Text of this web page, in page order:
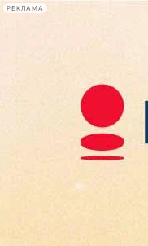
РЕКЛАМА
Сегодня:
2026.08.07
22:54
Афиша Plus